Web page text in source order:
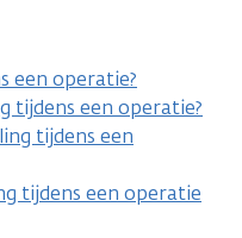
een operatie?
tijdens een operatie?
tijdens een
tijdens een operatie